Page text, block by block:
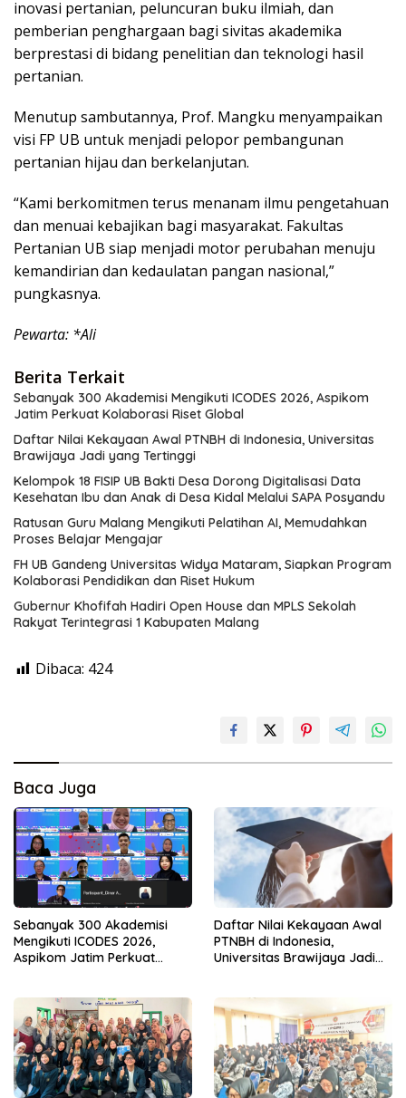
inovasi pertanian, peluncuran buku ilmiah, dan
pemberian penghargaan bagi sivitas akademika
berprestasi di bidang penelitian dan teknologi hasil
pertanian.
Menutup sambutannya, Prof. Mangku menyampaikan
visi FP UB untuk menjadi pelopor pembangunan
pertanian hijau dan berkelanjutan.
“Kami berkomitmen terus menanam ilmu pengetahuan
dan menuai kebajikan bagi masyarakat. Fakultas
Pertanian UB siap menjadi motor perubahan menuju
kemandirian dan kedaulatan pangan nasional,”
pungkasnya.
Pewarta: *Ali
Berita Terkait
Sebanyak 300 Akademisi Mengikuti ICODES 2026, Aspikom
Jatim Perkuat Kolaborasi Riset Global
Daftar Nilai Kekayaan Awal PTNBH di Indonesia, Universitas
Brawijaya Jadi yang Tertinggi
Kelompok 18 FISIP UB Bakti Desa Dorong Digitalisasi Data
Kesehatan Ibu dan Anak di Desa Kidal Melalui SAPA Posyandu
Ratusan Guru Malang Mengikuti Pelatihan AI, Memudahkan
Proses Belajar Mengajar
FH UB Gandeng Universitas Widya Mataram, Siapkan Program
Kolaborasi Pendidikan dan Riset Hukum
Gubernur Khofifah Hadiri Open House dan MPLS Sekolah
Rakyat Terintegrasi 1 Kabupaten Malang
Dibaca: 424
Baca Juga
Sebanyak 300 Akademisi
Mengikuti ICODES 2026,
Aspikom Jatim Perkuat
Daftar Nilai Kekayaan Awal
PTNBH di Indonesia,
Universitas Brawijaya Jadi